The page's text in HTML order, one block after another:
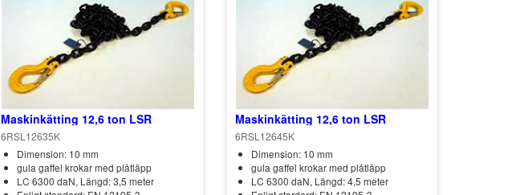
Maskinkätting 12,6 ton LSR
6RSL12635K
Dimension: 10 mm
gula gaffel krokar med plåtläpp
LC 6300 daN, Längd: 3,5 meter
Maskinkätting 12,6 ton LSR
6RSL12645K
Dimension: 10 mm
gula gaffel krokar med plåtläpp
LC 6300 daN, Längd: 4,5 meter